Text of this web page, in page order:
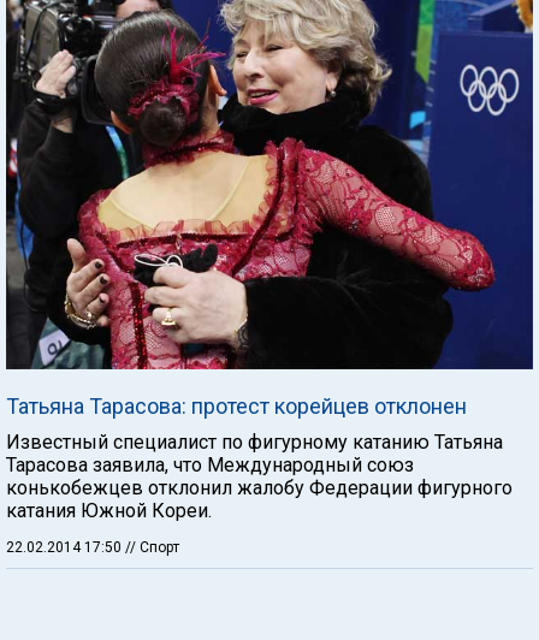
Татьяна Тарасова: протест корейцев отклонен
Известный специалист по фигурному катанию Татьяна
Тарасова заявила, что Международный союз
конькобежцев отклонил жалобу Федерации фигурного
катания Южной Кореи.
22.02.2014 17:50 // Спорт